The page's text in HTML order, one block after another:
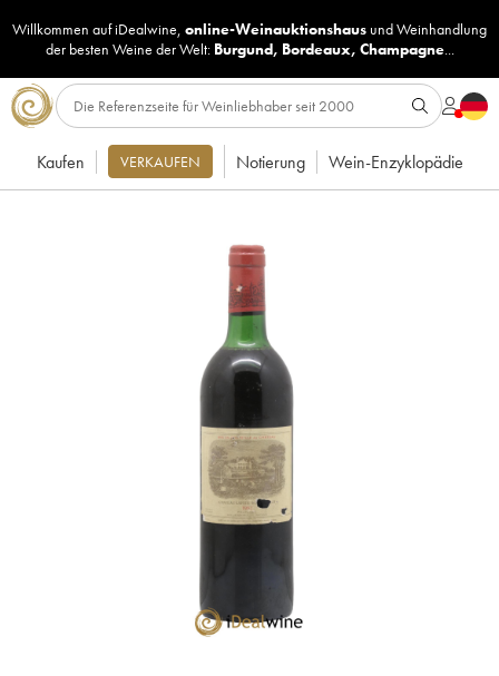
Willkommen auf iDealwine, online-Weinauktionshaus undWeinhandlung
der besten Weine der Welt: Burgund, Bordeaux, Champagne...
Kaufen VERKAUFEN Notierung Wein-Enzyklopädie